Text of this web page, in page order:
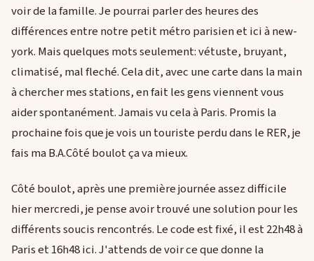
voir de la famille. Je pourrai parler des heures des
différences entre notre petit métro parisien et ici à new-
york. Mais quelques mots seulement: vétuste, bruyant,
climatisé, mal fleché. Cela dit, avec une carte dans la main
à chercher mes stations, en fait les gens viennent vous
aider spontanément. Jamais vu cela à Paris. Promis la
prochaine fois que je vois un touriste perdu dans le RER, je
fais ma B.A.Côté boulot ça va mieux.
Côté boulot, après une première journée assez difficile
hier mercredi, je pense avoir trouvé une solution pour les
différents soucis rencontrés. Le code est fixé, il est 22h48 à
Paris et 16h48 ici. J'attends de voir ce que donne la